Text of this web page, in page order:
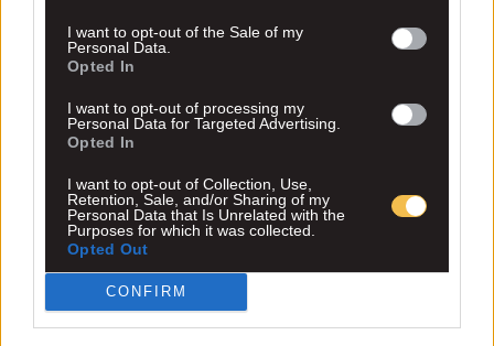
I want to opt-out of the Sale of my
Personal Data.
Opted In
I want to opt-out of processing my
Personal Data for Targeted Advertising.
Opted In
I want to opt-out of Collection, Use,
Retention, Sale, and/or Sharing of my
Personal Data that Is Unrelated with the
Purposes for which it was collected.
Opted Out
CONFIRM